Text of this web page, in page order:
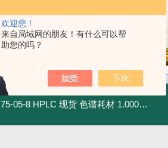
欢迎您！
来自局域网的朋友！有什么可以帮
助您的吗？
05-8 HPLC 现货 色谱耗材 1.00030.4008默克 乙腈 75-05-8 HPLC 现货 色谱耗材